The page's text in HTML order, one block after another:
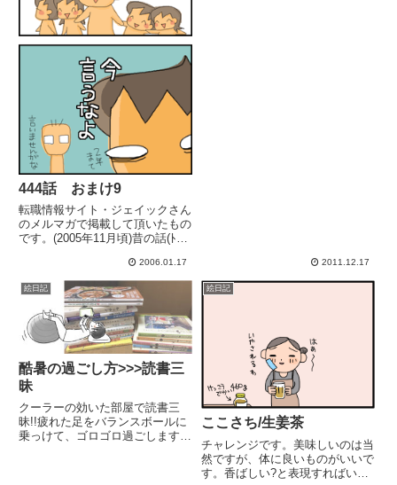
444話 おまけ9
転職情報サイト・ジェイックさん
のメルマガで掲載して頂いたもの
です。(2005年11月頃)昔の話(ﾄｵｲ
2006.01.17 2011.12.17
絵日記
酷暑の過ごし方>>>読書三
昧
クーラーの効いた部屋で読書三
昧!!疲れた足をバランスボールに
乗っけて、ゴロゴロ過ごします。
絵日記
ここさち/生姜茶
チャレンジです。美味しいのは当
然ですが、体に良いものがいいで
す。香ばしい?と表現すればいい